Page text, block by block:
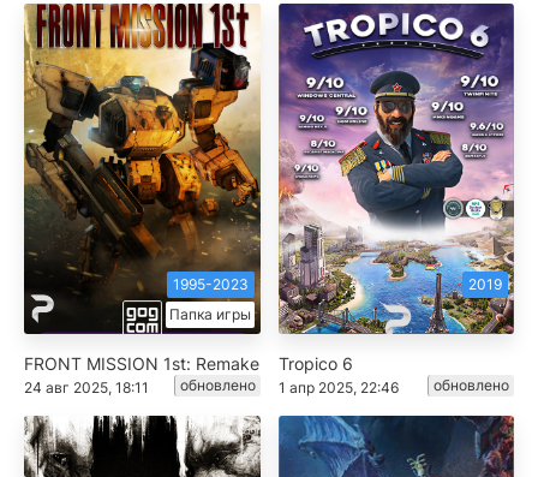
Папка игры
1995-2023
FRONT MISSION 1st: Remake
24 авг 2025, 18:11 обновлено
2019
Tropico 6
1 апр 2025, 22:46 обновлено